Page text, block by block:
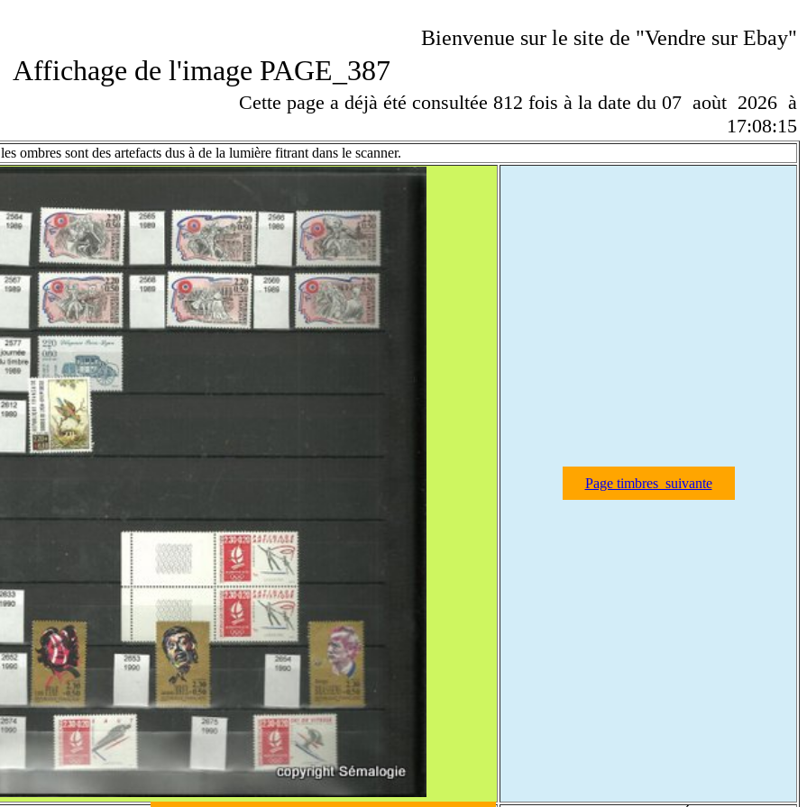
Bienvenue sur le site de "Vendre sur Ebay"
Affichage de l'image PAGE_387
Cette page a déjà été consultée 812 fois à la date du 07 aoùt 2026 à
17:08:15
les ombres sont des artefacts dus à de la lumière fitrant dans le scanner.
Page timbres suivante